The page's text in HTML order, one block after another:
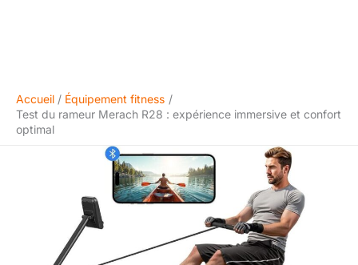
Accueil
Équipement fitness
Test du rameur Merach R28 : expérience immersive et confort
optimal